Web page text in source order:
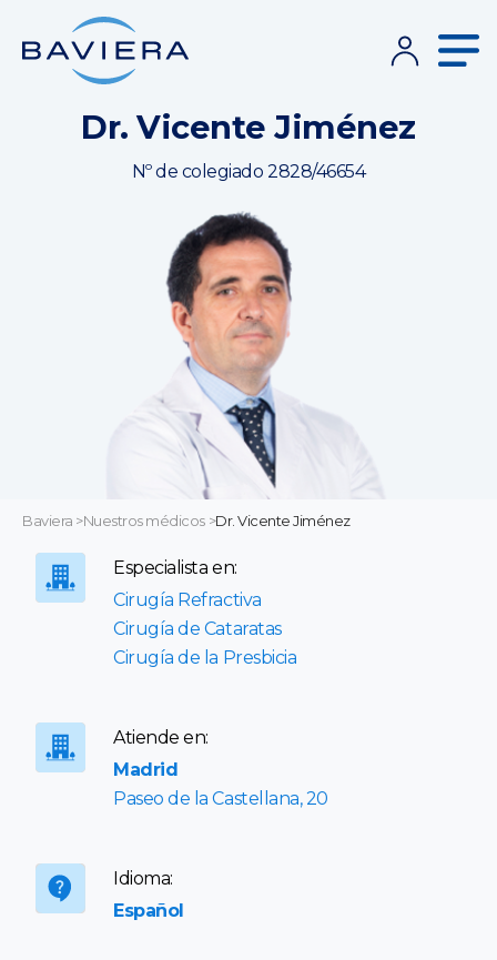
Dr. Vicente Jiménez
Nº de colegiado 2828/46654
Baviera >Nuestros médicos >Dr. Vicente Jiménez
Especialista en:
Cirugía Refractiva
Cirugía de Cataratas
Cirugía de la Presbicia
Atiende en:
Madrid
Paseo de la Castellana, 20
Idioma:
Español